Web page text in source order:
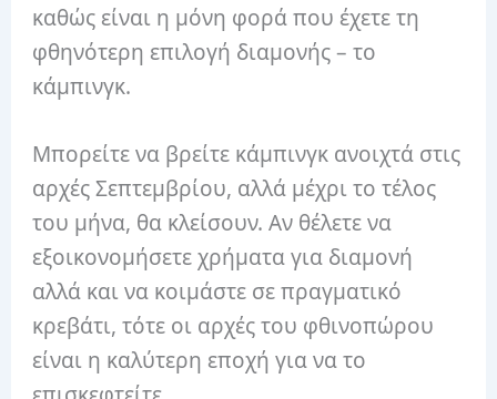
καθώς είναι η μόνη φορά που έχετε τη
φθηνότερη επιλογή διαμονής – το
κάμπινγκ.
Μπορείτε να βρείτε κάμπινγκ ανοιχτά στις
αρχές Σεπτεμβρίου, αλλά μέχρι το τέλος
του μήνα, θα κλείσουν. Αν θέλετε να
εξοικονομήσετε χρήματα για διαμονή
αλλά και να κοιμάστε σε πραγματικό
κρεβάτι, τότε οι αρχές του φθινοπώρου
είναι η καλύτερη εποχή για να το